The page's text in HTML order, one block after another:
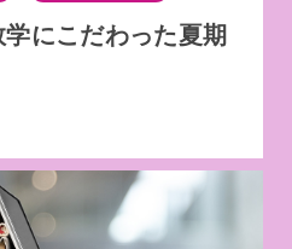
にこだわった夏期